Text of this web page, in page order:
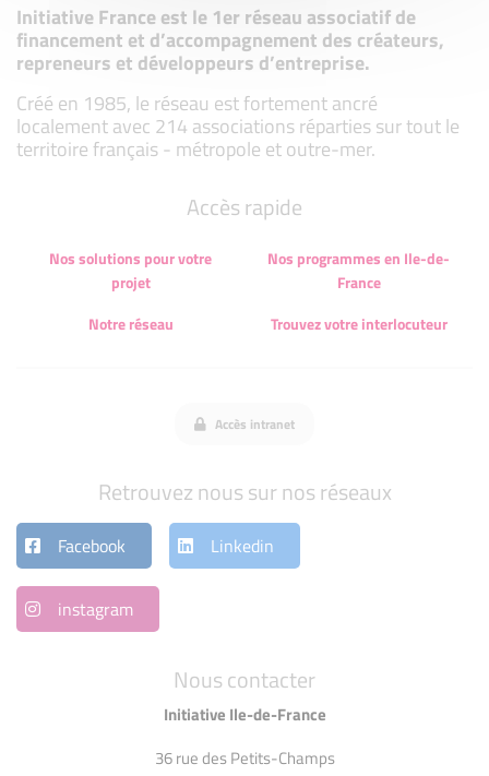
Initiative France est le 1er réseau associatif de
financement et d’accompagnement des créateurs,
repreneurs et développeurs d’entreprise.
Créé en 1985, le réseau est fortement ancré
localement avec 214 associations réparties sur tout le
territoire français - métropole et outre-mer.
Nous contacter
Initiative Ile-de-France
36 rue des Petits-Champs
Accès rapide
Nos solutions pour votre
projet
Nos programmes en Ile-de-
France
Notre réseau
Trouvez votre interlocuteur
Accès intranet
Retrouvez nous sur nos réseaux
Facebook Linkedin
instagram